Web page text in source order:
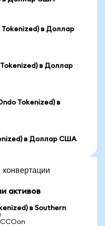
в Доллар
в Доллар
Tokenized) в
в Доллар США
активов
в Southern